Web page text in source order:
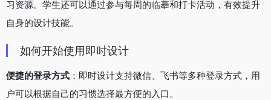
习资源。学生还可以通过参与每周的临摹和打卡活动，有效提升
自身的设计技能。
如何开始使用即时设计
便捷的登录方式 ：即时设计支持微信、飞书等多种登录方式，用
户可以根据自己的习惯选择最方便的入口。